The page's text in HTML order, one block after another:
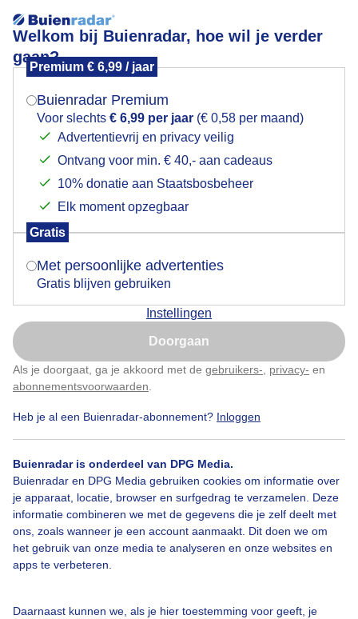
Welkom bij Buienradar, hoe wil je verder
gaan?
Premium € 6,99 / jaar
Buienradar Premium
Voor slechts € 6,99 per jaar (€ 0,58 per maand)
Advertentievrij en privacy veilig
Ontvang voor min. € 40,- aan cadeaus
10% donatie aan Staatsbosbeheer
Elk moment opzegbaar
Gratis
Met persoonlijke advertenties
Gratis blijven gebruiken
Instellingen
Doorgaan
Als je doorgaat, ga je akkoord met de gebruikers- privacy- en
abonnementsvoorwaarden
Heb je al een Buienradar-abonnement? Inloggen
Buienradar is onderdeel van DPG Media.
Buienradar en DPG Media gebruiken cookies om informatie over
je apparaat, locatie, browser en surfgedrag te verzamelen. Deze
informatie combineren we met de gegevens die je zelf deelt met
ons, zoals wanneer je een account aanmaakt. Dit doen we om
het gebruik van onze media te analyseren en onze websites en
apps te verbeteren.
Daarnaast kunnen we, als je hier toestemming voor geeft, je
Dreigende lucht
Door: Kees Jak Gemaakt: 12-06-2026, 984x bekeken
Regen Wolken
Bekijk slideshow
Mogen we je locatie gebruiken voor het
Indien je hier nog geen akkoord op hebt gegeven,
verschijnt er zo een pop-up uit je browser waarin
Is goed, toon de popup
Nu niet, misschien later
Klik hierom dit aan te passen